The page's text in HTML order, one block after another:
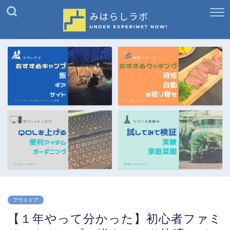
アウトドア
【１年やって分かった】初心者ファミ